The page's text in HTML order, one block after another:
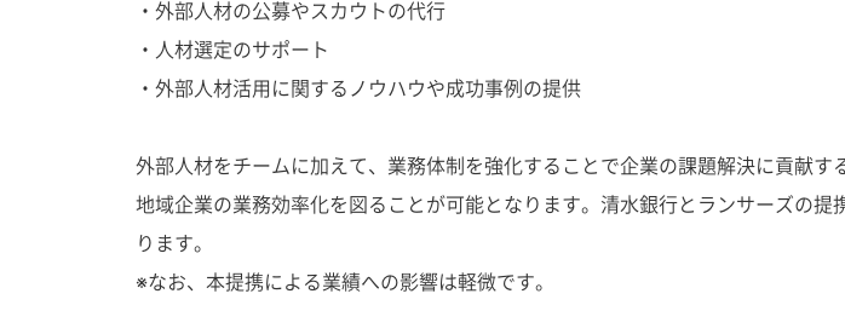
・外部人材の公募やスカウトの代行
・人材選定のサポート
・外部人材活用に関するノウハウや成功事例の提供
外部人材をチームに加えて、業務体制を強化することで企業の課題解決に貢献
地域企業の業務効率化を図ることが可能となります。清水銀行とランサーズの
ります。
※なお、本提携による業績への影響は軽微です。